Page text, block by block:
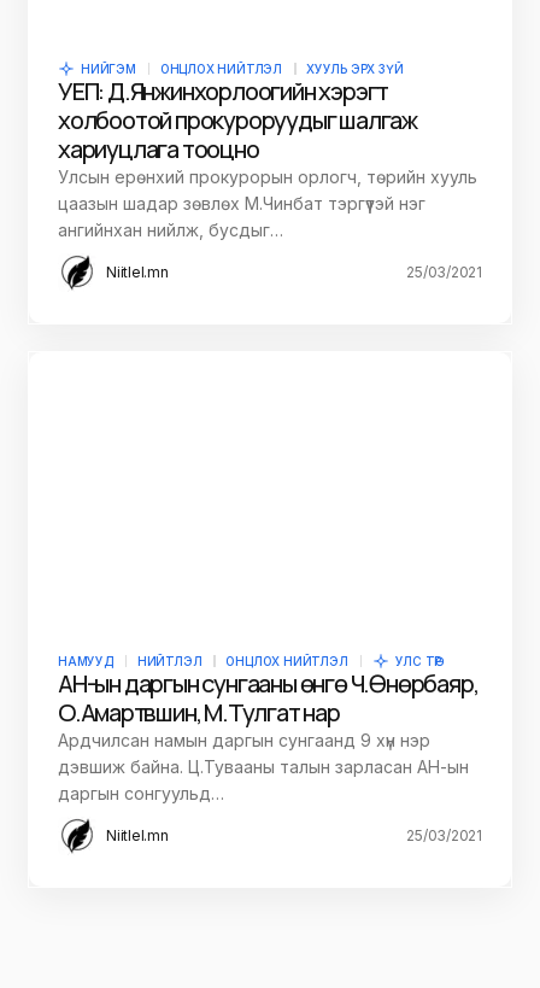
НИЙГЭМ ОНЦЛОХ НИЙТЛЭЛ ХУУЛЬ ЭРХ ЗҮЙ
УЕП: Д.Янжинхорлоогийн хэрэгт
холбоотой прокуроруудыг шалгаж
хариуцлага тооцно
Улсын ерөнхий прокурорын орлогч, төрийн хууль
цаазын шадар зөвлөх М.Чинбат тэргүүтэй нэг
ангийнхан нийлж, бусдыг…
Niitlel.mn 25/03/2021
НАМУУД НИЙТЛЭЛ ОНЦЛОХ НИЙТЛЭЛ УЛС ТӨР
АН-ын даргын сунгааны өнгө Ч.Өнөрбаяр,
О.Амартүвшин, М.Тулгат нар
Ардчилсан намын даргын сунгаанд 9 хүн нэр
дэвшиж байна. Ц.Тувааны талын зарласан АН-ын
даргын сонгуульд…
Niitlel.mn 25/03/2021